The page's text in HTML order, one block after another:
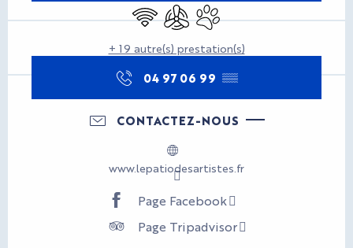
WiFi Air conditionné
Animaux acceptés
+ 19 autre(s) prestation(s)
04 97 06 99 ▒▒
CONTACTEZ-NOUS
www.lepatiodesartistes.fr
Page Facebook
Page Tripadvisor